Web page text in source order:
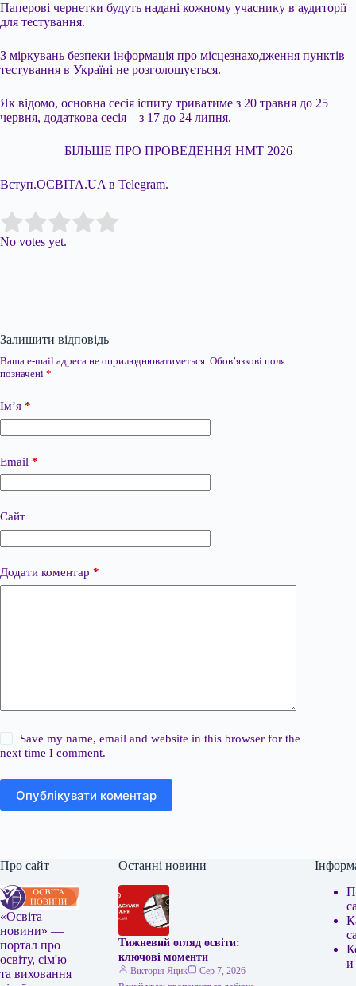
Паперові чернетки будуть надані кожному учаснику в аудиторії
для тестування.
З міркувань безпеки інформація про місцезнаходження пунктів
тестування в Україні не розголошується.
Як відомо, основна сесія іспиту триватиме з 20 травня до 25
червня, додаткова сесія – з 17 до 24 липня.
БІЛЬШЕ ПРО ПРОВЕДЕННЯ НМТ 2026
Вступ.ОСВІТА.UA в Telegram.
Rate this item:
No votes yet.
Залишити відповідь
Ваша e-mail адреса не оприлюднюватиметься. Обов’язкові поля
позначені *
Ім’я *
Email *
Сайт
Додати коментар *
Save my name, email and website in this browser for the
next time I comment.
Опублікувати коментар
Про сайт
«Освіта
новини» —
портал про
освіту, сім'ю
та виховання
Останні новини
Тижневий огляд освіти:
ключові моменти
Вікторія Яцик
Сер 7, 2026
и